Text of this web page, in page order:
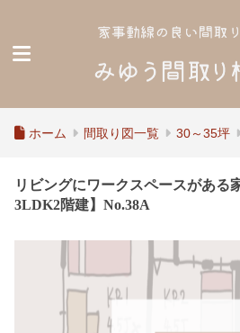
ホーム 間取り図一覧 30～35坪
リビングにワークスペースがある
3LDK2階建】No.38A